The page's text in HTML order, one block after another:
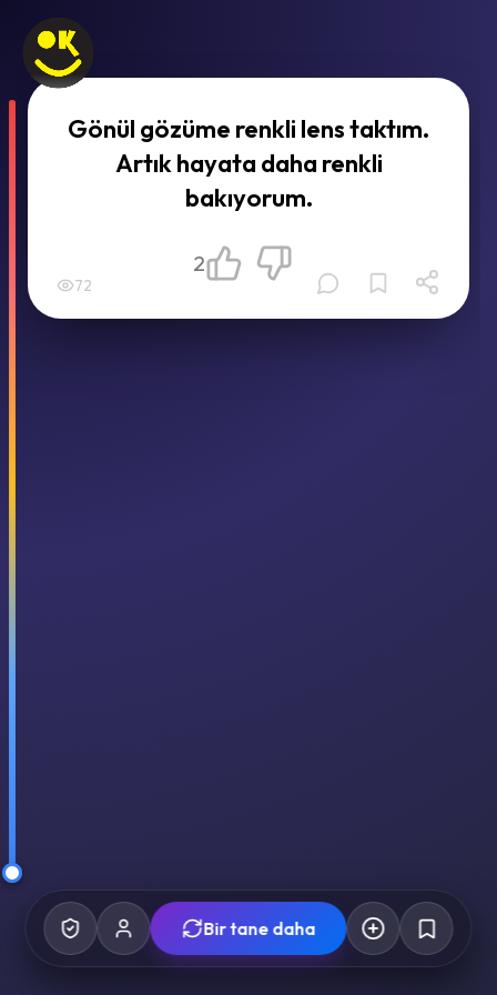
Gönül gözüme renkli lens taktım.
Artık hayata daha renkli
bakıyorum.
72
2
Bir tane daha